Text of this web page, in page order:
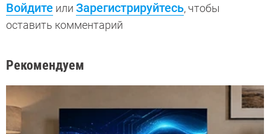
Войдите или Зарегистрируйтесь, чтобы
оставить комментарий
Рекомендуем